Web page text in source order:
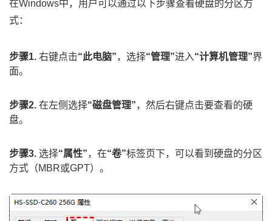
在Windows中，用户可以通过以下步骤查看硬盘的分区方
式：
步骤1. 右键点击“此电脑”，选择“管理”进入“计算机管理”界
面。
步骤2. 在左侧选择“磁盘管理”，然后右键点击要查看的硬
盘。
步骤3. 选择“属性”，在“卷”标签页下，可以看到硬盘的分区
方式（MBR或GPT）。